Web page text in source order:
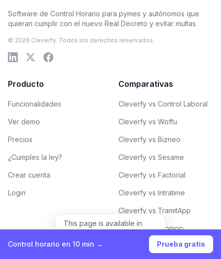
This page is available in
English.
View in English
Software de Control Horario para pymes y autónomos que
quieran cumplir con el nuevo Real Decreto y evitar multas
© 2026 Cleverfy. Todos los derechos reservados.
Producto
Funcionalidades
Ver demo
Precios
¿Cumples la ley?
Crear cuenta
Login
Comparativas
Cleverfy vs Control Laboral
Cleverfy vs Woffu
Cleverfy vs Bizneo
Cleverfy vs Sesame
Cleverfy vs Factorial
Cleverfy vs Intratime
Cleverfy vs TramitApp
Cleverfy vs Kronjop
Cleverfy vs Personio
Control horario en 10 min → Prueba gratis